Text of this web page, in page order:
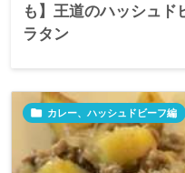
も】王道のハッシュド
ラタン
 カレー、ハッシュドビーフ編